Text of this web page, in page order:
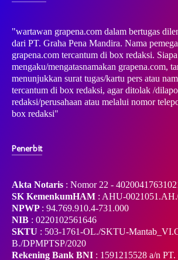
"wartawan grapena.com dalam bertugas
dari PT. Graha Pena Mandira. Nama
grapena.com tercantum di box redaksi.
mengaku/mengatasnamakan grapena.com,
menunjukkan surat tugas/kartu pers atau
tercantum di box redaksi, agar ditolak /
redaksi/perusahaan atau melalui nomor
box redaksi"
Penerbit
Akta Notaris : Nomor 22 -
SK KemenkumHAM : AHU-
NPWP : 94.769.910.4-731.000
NIB : 0220102561646
SKTU : 503-1761-OL./SKTU-
B./DPMPTSP/2020
Rekening Bank BNI : 1591215528 a/n PT.